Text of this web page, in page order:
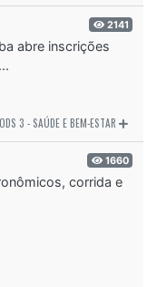
2141
abre inscrições
ODS 3 - SAÚDE E BEM-ESTAR
1660
corrida e